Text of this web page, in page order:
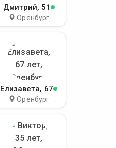
Дмитрий, 51
Оренбург
Елизавета, 67
Оренбург